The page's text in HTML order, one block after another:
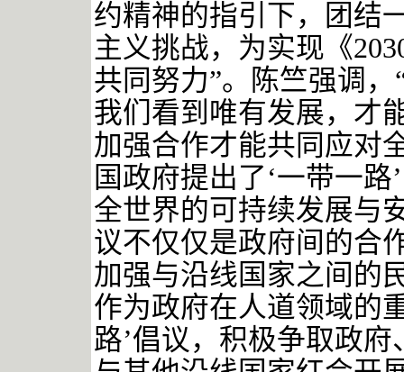
约精神的指引下，团结
主义挑战，为实现《
共同努力”。
陈竺强调，
我们看到唯有发展，才
加强合作才能共同应对
国政府提出了‘一带一
全世界的可持续发展与
议不仅仅是政府间的合
加强与沿线国家之间的
作为政府在人道领域的
路’倡议，积极争取政